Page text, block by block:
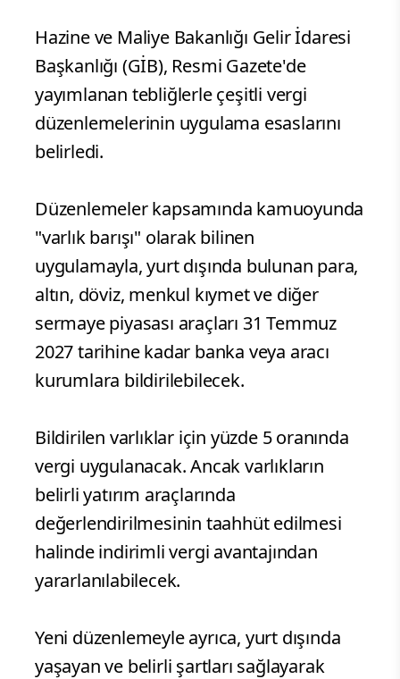
Hazine ve Maliye Bakanlığı Gelir İdaresi
Başkanlığı (GİB), Resmi Gazete'de
yayımlanan tebliğlerle çeşitli vergi
düzenlemelerinin uygulama esaslarını
belirledi.
Düzenlemeler kapsamında kamuoyunda
"varlık barışı" olarak bilinen
uygulamayla, yurt dışında bulunan para,
altın, döviz, menkul kıymet ve diğer
sermaye piyasası araçları 31 Temmuz
2027 tarihine kadar banka veya aracı
kurumlara bildirilebilecek.
Bildirilen varlıklar için yüzde 5 oranında
vergi uygulanacak. Ancak varlıkların
belirli yatırım araçlarında
değerlendirilmesinin taahhüt edilmesi
halinde indirimli vergi avantajından
yararlanılabilecek.
Yeni düzenlemeyle ayrıca, yurt dışında
yaşayan ve belirli şartları sağlayarak